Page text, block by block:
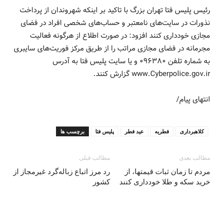
رئیس پلیس فتا تهران بزرگ با تاکید بر اینکه شهروندان از پرداخت
نذورات در سایت‌های نامعتبر و حساب‌های شخصی افراد در فضای
مجازی خودداری کنند افزود: در صورت اطلاع از هرگونه فعالیت
مجرمانه در فضای مجازی مراتب را از طریق مرکز فوریت‌های سایبری
به شماره تلفن ۰۹۶۳۸۰ و یا سایت پلیس فتا به آدرس
www.Cyberpolice.gov.ir گزارش کنند.
انتهای پیام/
برچسب ها پلیس فتا عید فطر فطریه کلاهبرداری
مطالب قبلی
رد مرز اتباع زباله‌گرد غیرمجاز از
کشور
مطالب بعدی
مردم تا زمان ثبات قیمتها، از
خرید سکه و طلا خودداری کنند